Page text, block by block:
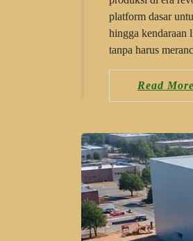
platform dasar
hingga kendaraan
tanpa harus
Read More